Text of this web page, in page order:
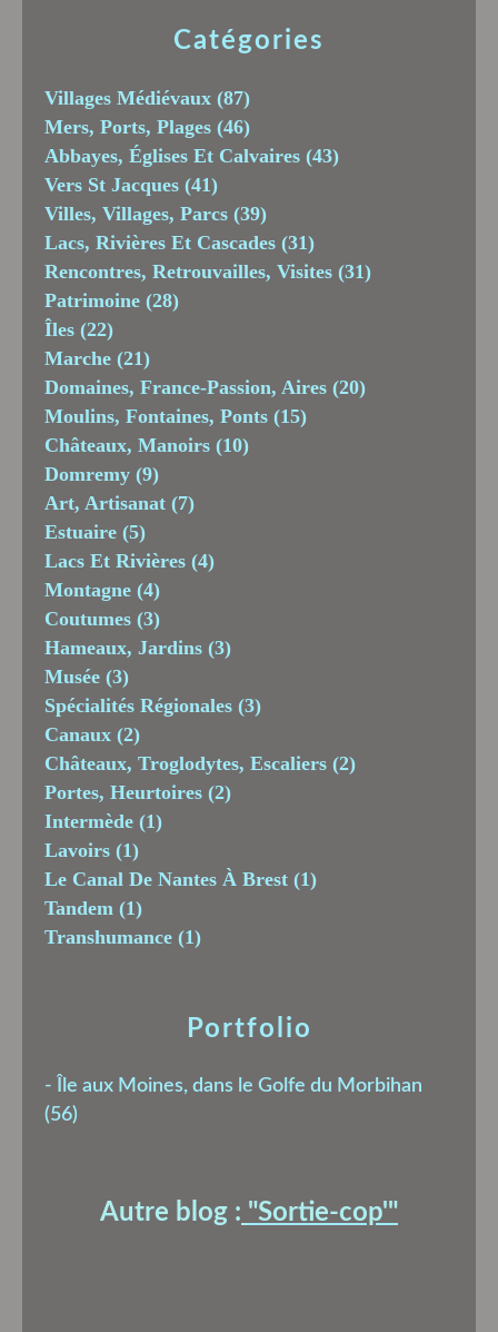
Catégories
Villages Médiévaux (87)
Mers, Ports, Plages (46)
Abbayes, Églises Et Calvaires (43)
Vers St Jacques (41)
Villes, Villages, Parcs (39)
Lacs, Rivières Et Cascades (31)
Rencontres, Retrouvailles, Visites (31)
Patrimoine (28)
Îles (22)
Marche (21)
Domaines, France-Passion, Aires (20)
Moulins, Fontaines, Ponts (15)
Châteaux, Manoirs (10)
Domremy (9)
Art, Artisanat (7)
Estuaire (5)
Lacs Et Rivières (4)
Montagne (4)
Coutumes (3)
Hameaux, Jardins (3)
Musée (3)
Spécialités Régionales (3)
Canaux (2)
Châteaux, Troglodytes, Escaliers (2)
Portes, Heurtoires (2)
Intermède (1)
Lavoirs (1)
Le Canal De Nantes À Brest (1)
Tandem (1)
Transhumance (1)
Portfolio
- Île aux Moines, dans le Golfe du Morbihan
(56)
Autre blog : "Sortie-cop'"